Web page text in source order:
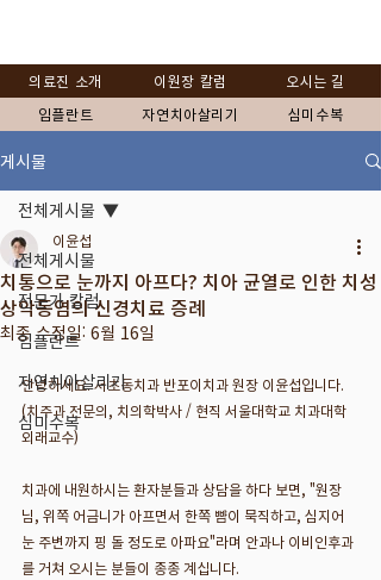
의료진 소개 이원장 칼럼
오시는 길
임플란트
자연치아살리기 심미수복
게시물
전체게시물
전문가 칼럼
임플란트
자연치아살리기
심미수복
전체게시물
치통으로 눈까지 아프다? 치아 균열로 인한 치성
상악동염의 신경치료 증례
이윤섭
최종 수정일: 6월 16일
안녕하세요. 서초동치과 반포이치과 원장 이윤섭입니다.
(치주과 전문의, 치의학박사 / 현직 서울대학교 치과대학
외래교수)
치과에 내원하시는 환자분들과 상담을 하다 보면, "원장
님, 위쪽 어금니가 아프면서 한쪽 뺨이 묵직하고, 심지어
눈 주변까지 핑 돌 정도로 아파요"라며 안과나 이비인후과
를 거쳐 오시는 분들이 종종 계십니다.